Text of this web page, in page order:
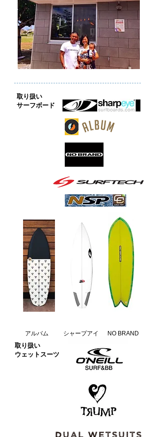
取り扱い
​サーフボード
取り扱い
​ウェットスーツ
アルバム シャープアイ NO BRAND